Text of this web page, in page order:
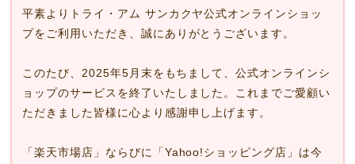
平素よりトライ・アム サンカクヤ公式オンラインショッ
プをご利用いただき、誠にありがとうございます。
このたび、2025年5月末をもちまして、公式オンラインシ
ョップのサービスを終了いたしました。これまでご愛顧い
ただきました皆様に心より感謝申し上げます。
「楽天市場店」ならびに「Yahoo!ショッピング店」は今